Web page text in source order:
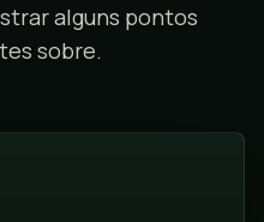
alguns pontos
sobre.